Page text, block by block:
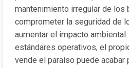
mantenimiento irregular de los
comprometer la seguridad de
aumentar el impacto
estándares operativos, el
vende el paraíso puede acabar